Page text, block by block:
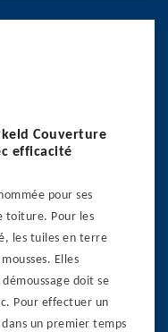
Couverture
efficacité
pour ses
toiture. Pour les
les tuiles en terre
Elles
doit se
Pour effectuer un
un premier temps